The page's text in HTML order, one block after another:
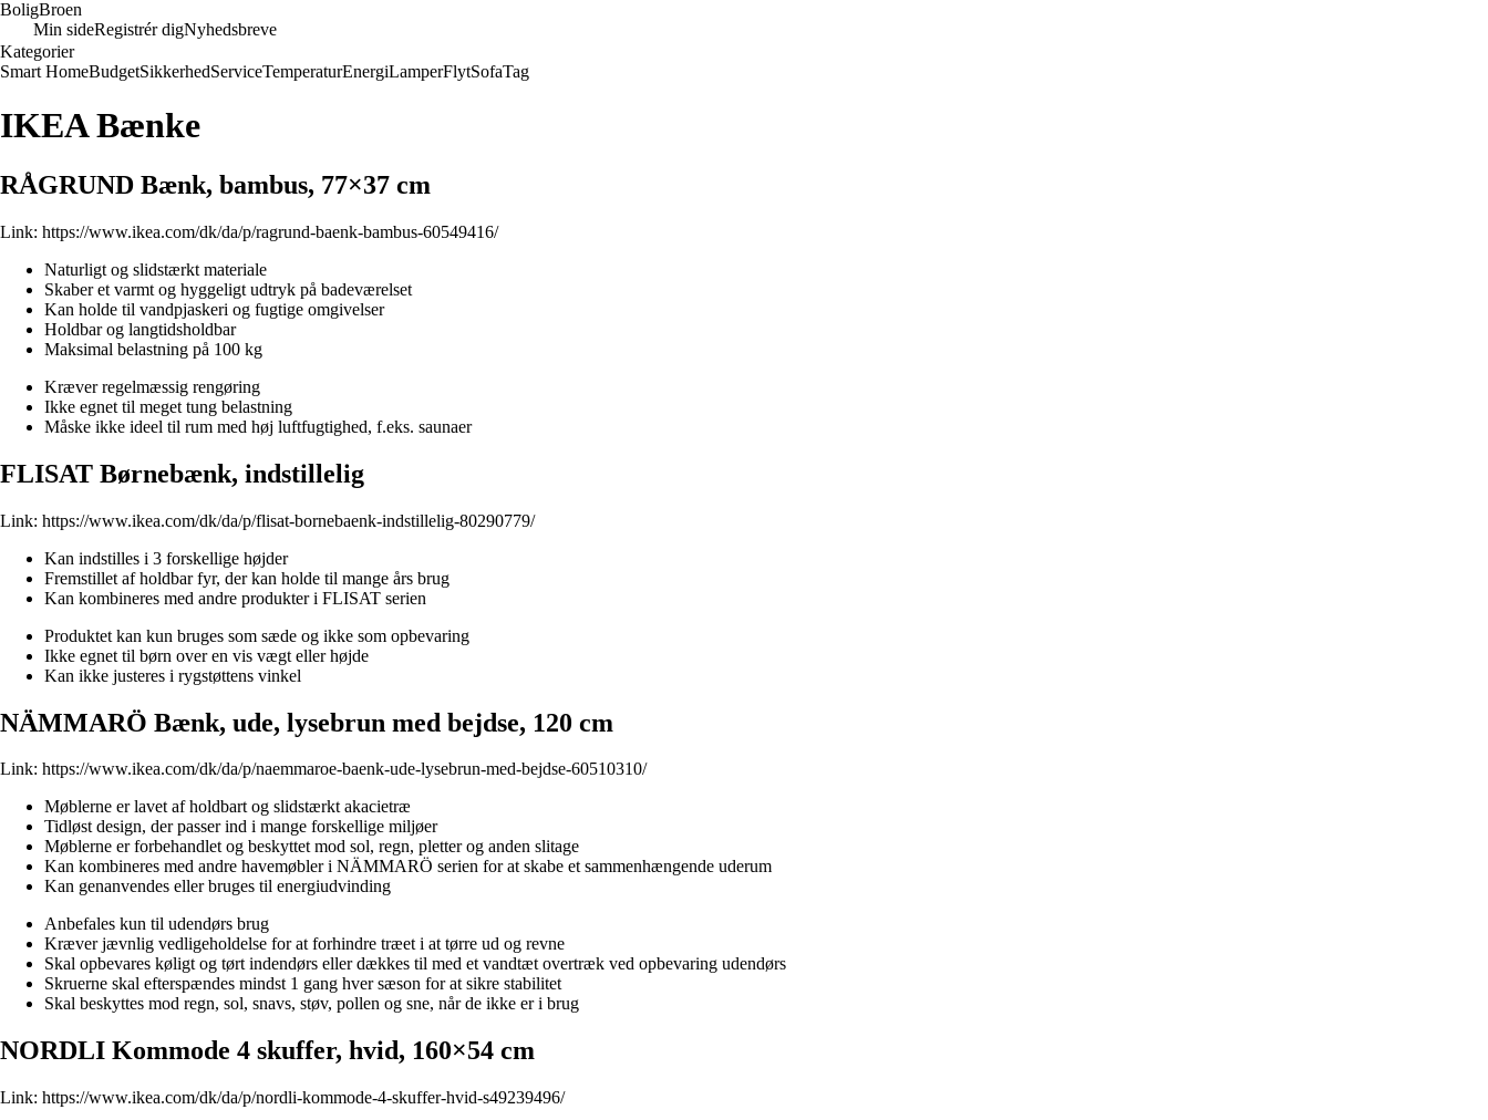
BoligBroen
Min sideRegistrér digNyhedsbreve
Kategorier
Smart HomeBudgetSikkerhedServiceTemperaturEnergiLamperFlytSofaTag
IKEA Bænke
RÅGRUND Bænk, bambus, 77×37 cm
Link: https://www.ikea.com/dk/da/p/ragrund-baenk-bambus-60549416/
Naturligt og slidstærkt materiale
Skaber et varmt og hyggeligt udtryk på badeværelset
Kan holde til vandpjaskeri og fugtige omgivelser
Holdbar og langtidsholdbar
Maksimal belastning på 100 kg
Kræver regelmæssig rengøring
Ikke egnet til meget tung belastning
Måske ikke ideel til rum med høj luftfugtighed, f.eks. saunaer
FLISAT Børnebænk, indstillelig
Link: https://www.ikea.com/dk/da/p/flisat-bornebaenk-indstillelig-80290779/
Kan indstilles i 3 forskellige højder
Fremstillet af holdbar fyr, der kan holde til mange års brug
Kan kombineres med andre produkter i FLISAT serien
Produktet kan kun bruges som sæde og ikke som opbevaring
Ikke egnet til børn over en vis vægt eller højde
Kan ikke justeres i rygstøttens vinkel
NÄMMARÖ Bænk, ude, lysebrun med bejdse, 120 cm
Link: https://www.ikea.com/dk/da/p/naemmaroe-baenk-ude-lysebrun-med-bejdse-60510310/
Møblerne er lavet af holdbart og slidstærkt akacietræ
Tidløst design, der passer ind i mange forskellige miljøer
Møblerne er forbehandlet og beskyttet mod sol, regn, pletter og anden slitage
Kan kombineres med andre havemøbler i NÄMMARÖ serien for at skabe et sammenhængende uderum
Kan genanvendes eller bruges til energiudvinding
Anbefales kun til udendørs brug
Kræver jævnlig vedligeholdelse for at forhindre træet i at tørre ud og revne
Skal opbevares køligt og tørt indendørs eller dækkes til med et vandtæt overtræk ved opbevaring udendørs
Skruerne skal efterspændes mindst 1 gang hver sæson for at sikre stabilitet
Skal beskyttes mod regn, sol, snavs, støv, pollen og sne, når de ikke er i brug
NORDLI Kommode 4 skuffer, hvid, 160×54 cm
Link: https://www.ikea.com/dk/da/p/nordli-kommode-4-skuffer-hvid-s49239496/